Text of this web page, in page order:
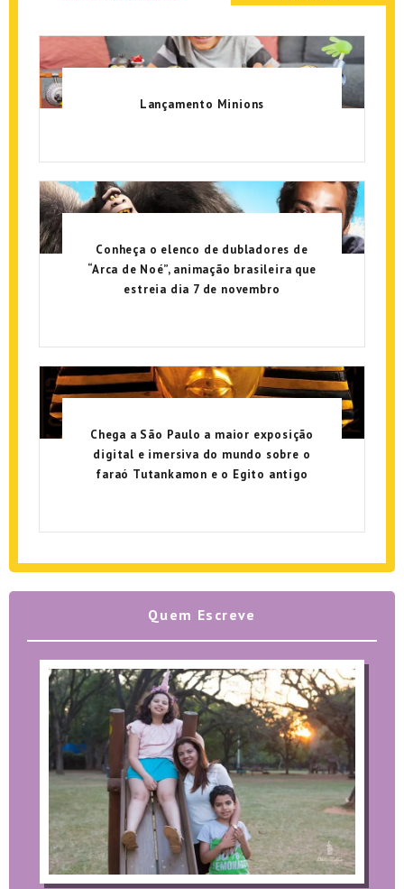
Lançamento Minions
Conheça o elenco de dubladores de
“Arca de Noé”, animação brasileira que
estreia dia 7 de novembro
Chega a São Paulo a maior exposição
digital e imersiva do mundo sobre o
faraó Tutankamon e o Egito antigo
Quem Escreve